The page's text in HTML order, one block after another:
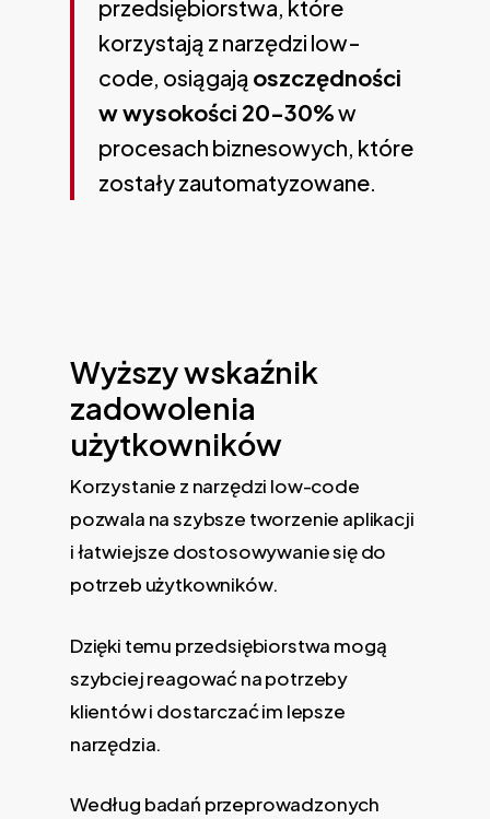
przedsiębiorstwa, które
korzystają z narzędzi low-
code, osiągają oszczędności
w wysokości 20-30%w
procesach biznesowych, które
zostały zautomatyzowane.
Wyższy wskaźnik
zadowolenia
użytkowników
Korzystanie z narzędzi low-code
pozwala na szybsze tworzenie aplikacji
i łatwiejsze dostosowywanie się do
potrzeb użytkowników.
Dzięki temu przedsiębiorstwa mogą
szybciej reagować na potrzeby
klientów i dostarczać im lepsze
narzędzia.
Według badań przeprowadzonych